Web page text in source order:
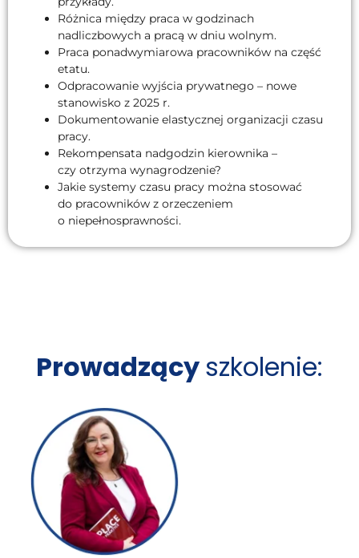
Różnica między praca w godzinach
nadliczbowych a pracą w dniu wolnym.
Praca ponadwymiarowa pracowników na część
etatu.
Odpracowanie wyjścia prywatnego – nowe
stanowisko z 2025 r.
Dokumentowanie elastycznej organizacji czasu
pracy.
Rekompensata nadgodzin kierownika –
czy otrzyma wynagrodzenie?
Jakie systemy czasu pracy można stosować
do pracowników z orzeczeniem
o niepełnosprawności.
Prowadzącyszkolenie: